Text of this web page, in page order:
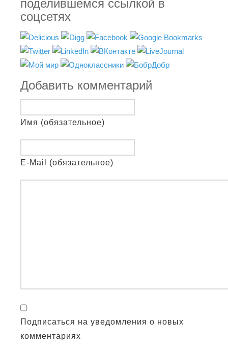
поделившемся ссылкой в
соцсетях
Добавить комментарий
Имя (обязательное)
E-Mail (обязательное)
Подписаться на уведомления о новых
комментариях